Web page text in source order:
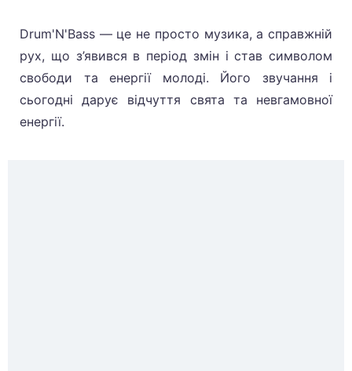
Drum'N'Bass — це не просто музика, а справжній
рух, що з’явився в період змін і став символом
свободи та енергії молоді. Його звучання і
сьогодні дарує відчуття свята та невгамовної
енергії.